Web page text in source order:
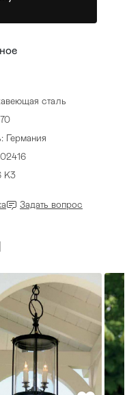
сталь
Германия
K3
Задать вопрос